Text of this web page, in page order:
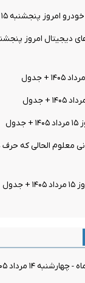
پنجشنبه ۱۵ مرداد ۱۴۰۵ + جدول
معلوم الحالی که
۱۴ مرداد ۱۴۰۵